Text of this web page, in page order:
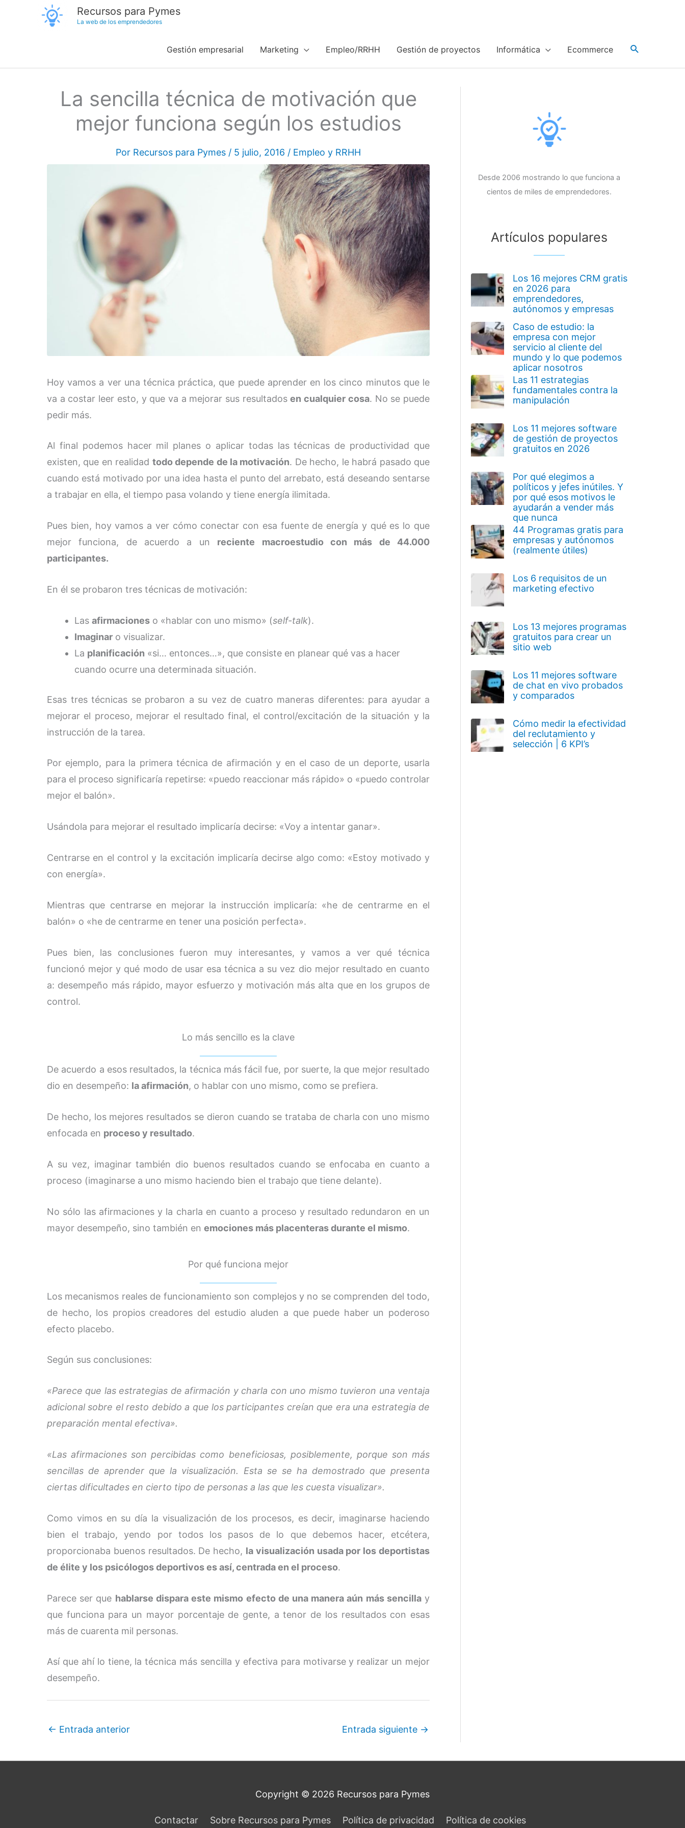
Recursos para Pymes
La web de los emprendedores
Gestión empresarial Marketing Empleo/RRHH Gestión de proyectos Informática Ecommerce
La sencilla técnica de motivación que
mejor funciona según los estudios
Por Recursos para Pymes / 5 julio, 2016 / Empleo y RRHH
Hoy vamos a ver una técnica práctica, que puede aprender en los cinco minutos que le
va a costar leer esto, y que va a mejorar sus resultadosen cualquier cosa. No se puede
pedir más.
Al final podemos hacer mil planes o aplicar todas las técnicas de productividad que
existen, que en realidad todo depende de la motivación. De hecho, le habrá pasado que
cuando está motivado por una idea hasta el punto del arrebato, está deseando sentarse
a trabajar en ella, el tiempo pasa volando y tiene energía ilimitada.
Pues bien, hoy vamos a ver cómo conectar con esa fuente de energía y qué es lo que
mejor funciona, de acuerdo a un reciente macroestudio con más de 44.000
participantes.
En él se probaron tres técnicas de motivación:
Las afirmaciones o «hablar con uno mismo» (self-talk).
Imaginar o visualizar.
La planificación «si… entonces…», que consiste en planear qué vas a hacer
cuando ocurre una determinada situación.
Esas tres técnicas se probaron a su vez de cuatro maneras diferentes: para ayudar a
mejorar el proceso, mejorar el resultado final, el control/excitación de la situación y la
instrucción de la tarea.
Por ejemplo, para la primera técnica de afirmación y en el caso de un deporte, usarla
para el proceso significaría repetirse: «puedo reaccionar más rápido» o «puedo controlar
mejor el balón».
Usándola para mejorar el resultado implicaría decirse: «Voy a intentar ganar».
Centrarse en el control y la excitación implicaría decirse algo como: «Estoy motivado y
con energía».
Mientras que centrarse en mejorar la instrucción implicaría: «he de centrarme en el
balón» o «he de centrarme en tener una posición perfecta».
Pues bien, las conclusiones fueron muy interesantes, y vamos a ver qué técnica
funcionó mejor y qué modo de usar esa técnica a su vez dio mejor resultado en cuanto
a: desempeño más rápido, mayor esfuerzo y motivación más alta que en los grupos de
control.
Lo más sencillo es la clave
De acuerdo a esos resultados, la técnica más fácil fue, por suerte, la que mejor resultado
dio en desempeño: la afirmación, o hablar con uno mismo, como se prefiera.
De hecho, los mejores resultados se dieron cuando se trataba de charla con uno mismo
enfocada en proceso y resultado.
A su vez, imaginar también dio buenos resultados cuando se enfocaba en cuanto a
proceso (imaginarse a uno mismo haciendo bien el trabajo que tiene delante).
No sólo las afirmaciones y la charla en cuanto a proceso y resultado redundaron en un
mayor desempeño, sino también en emociones más placenteras durante el mismo.
Por qué funciona mejor
Los mecanismos reales de funcionamiento son complejos y no se comprenden del todo,
de hecho, los propios creadores del estudio aluden a que puede haber un poderoso
efecto placebo.
Según sus conclusiones:
«Parece que las estrategias de afirmación y charla con uno mismo tuvieron una ventaja
adicional sobre el resto debido a que los participantes creían que era una estrategia de
preparación mental efectiva».
«Las afirmaciones son percibidas como beneficiosas, posiblemente, porque son más
sencillas de aprender que la visualización. Esta se se ha demostrado que presenta
ciertas dificultades en cierto tipo de personas a las que les cuesta visualizar».
Como vimos en su día la visualización de los procesos, es decir, imaginarse haciendo
bien el trabajo, yendo por todos los pasos de lo que debemos hacer, etcétera,
proporcionaba buenos resultados. De hecho, la visualización usada por los deportistas
de élite y los psicólogos deportivos es así, centrada en el proceso.
Parece ser que hablarse dispara este mismo efecto de una manera aún más sencillay
que funciona para un mayor porcentaje de gente, a tenor de los resultados con esas
más de cuarenta mil personas.
Así que ahí lo tiene, la técnica más sencilla y efectiva para motivarse y realizar un mejor
desempeño.
← Entrada anterior Entrada siguiente →
Desde 2006 mostrando lo que funciona a
cientos de miles de emprendedores.
Artículos populares
Los 16 mejores CRM gratis
en 2026 para
emprendedores,
autónomos y empresas
Caso de estudio: la
empresa con mejor
servicio al cliente del
mundo y lo que podemos
aplicar nosotros
Las 11 estrategias
fundamentales contra la
manipulación
Los 11 mejores software
de gestión de proyectos
gratuitos en 2026
Por qué elegimos a
políticos y jefes inútiles. Y
por qué esos motivos le
ayudarán a vender más
que nunca
44 Programas gratis para
empresas y autónomos
(realmente útiles)
Los 6 requisitos de un
marketing efectivo
Los 13 mejores programas
gratuitos para crear un
sitio web
Los 11 mejores software
de chat en vivo probados
y comparados
Cómo medir la efectividad
del reclutamiento y
selección | 6 KPI’s
Copyright © 2026 Recursos para Pymes
Contactar Sobre Recursos para Pymes Política de privacidad Política de cookies